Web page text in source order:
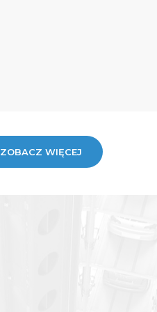
ZOBACZ WIĘCEJ